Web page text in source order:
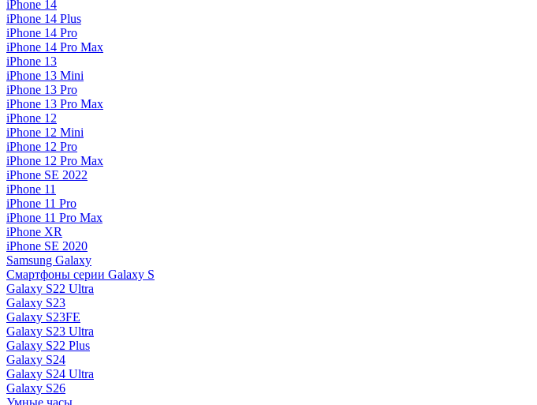
iPhone 14
iPhone 14 Plus
iPhone 14 Pro
iPhone 14 Pro Max
iPhone 13
iPhone 13 Mini
iPhone 13 Pro
iPhone 13 Pro Max
iPhone 12
iPhone 12 Mini
iPhone 12 Pro
iPhone 12 Pro Max
iPhone SE 2022
iPhone 11
iPhone 11 Pro
iPhone 11 Pro Max
iPhone XR
iPhone SE 2020
Samsung Galaxy
Смартфоны серии Galaxy S
Galaxy S22 Ultra
Galaxy S23
Galaxy S23FE
Galaxy S23 Ultra
Galaxy S22 Plus
Galaxy S24
Galaxy S24 Ultra
Galaxy S26
Умные часы